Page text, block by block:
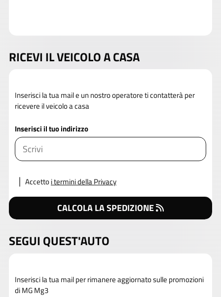
RICEVI IL VEICOLO A CASA
Inserisci la tua mail e un nostro operatore ti contatterà per
ricevere il veicolo a casa
Inserisci il tuo indirizzo
Accettoi termini della Privacy
CALCOLA LA SPEDIZIONE
SEGUI QUEST'AUTO
Inserisci la tua mail per rimanere aggiornato sulle promozioni
di MG Mg3